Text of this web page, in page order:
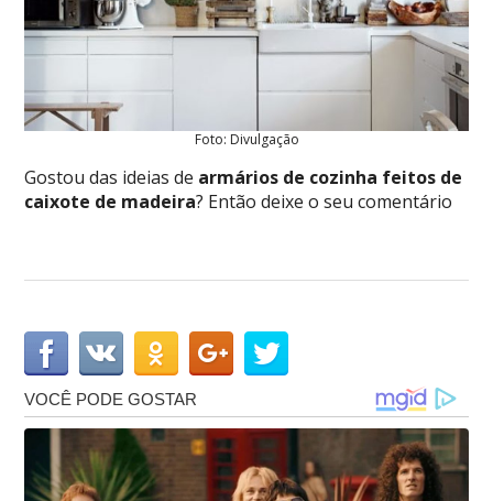
Foto: Divulgação
Gostou das ideias de armários de cozinha feitos de
caixote de madeira? Então deixe o seu comentário